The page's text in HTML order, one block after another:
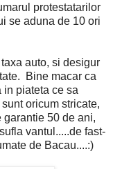
protestatarilor
se aduna de 10 ori
auto, si desigur
Bine macar ca
in piateta ce sa
oricum stricate,
garantie 50 de ani,
vantul.....de fast-
de Bacau....:)